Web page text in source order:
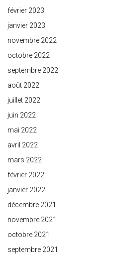
février 2023
janvier 2023
novembre 2022
octobre 2022
septembre 2022
août 2022
juillet 2022
juin 2022
mai 2022
avril 2022
mars 2022
février 2022
janvier 2022
décembre 2021
novembre 2021
octobre 2021
septembre 2021